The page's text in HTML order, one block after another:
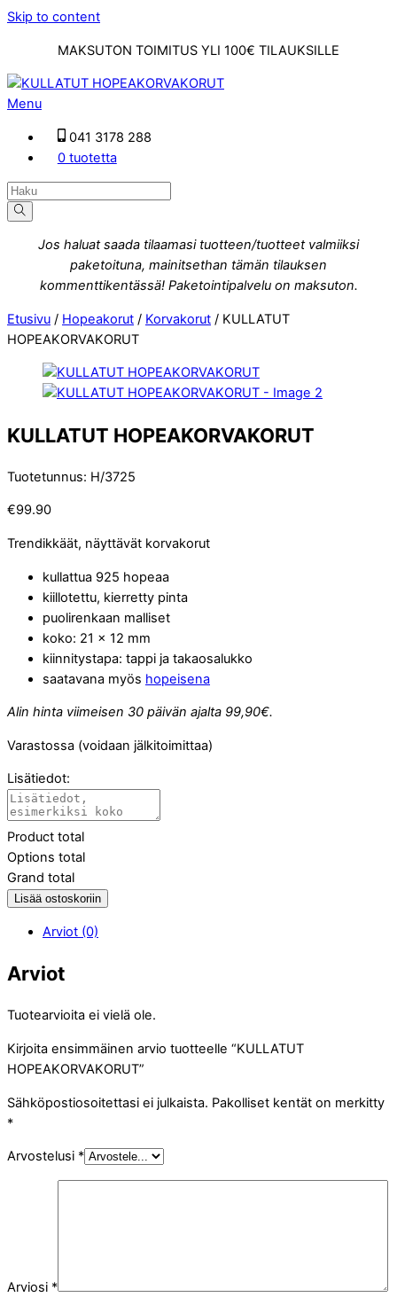
Skip to content
MAKSUTON TOIMITUS YLI 100€ TILAUKSILLE
Menu
041 3178 288
0 tuotetta
Jos haluat saada tilaamasi tuotteen/tuotteet valmiiksi
paketoituna, mainitsethan tämän tilauksen
kommenttikentässä! Paketointipalvelu on maksuton.
Etusivu / Hopeakorut / Korvakorut / KULLATUT
HOPEAKORVAKORUT
KULLATUT HOPEAKORVAKORUT
Tuotetunnus: H/3725
€99.90
Trendikkäät, näyttävät korvakorut
kullattua 925 hopeaa
kiillotettu, kierretty pinta
puolirenkaan malliset
koko: 21 x 12 mm
kiinnitystapa: tappi ja takaosalukko
saatavana myös hopeisena
Alin hinta viimeisen 30 päivän ajalta 99,90€.
Varastossa (voidaan jälkitoimittaa)
Lisätiedot:
Product total
Options total
Grand total
Lisää ostoskoriin
Arviot (0)
Arviot
Tuotearvioita ei vielä ole.
Kirjoita ensimmäinen arvio tuotteelle “KULLATUT
HOPEAKORVAKORUT”
Sähköpostiosoitettasi ei julkaista. Pakolliset kentät on merkitty
*
Arvostelusi *
Arviosi *